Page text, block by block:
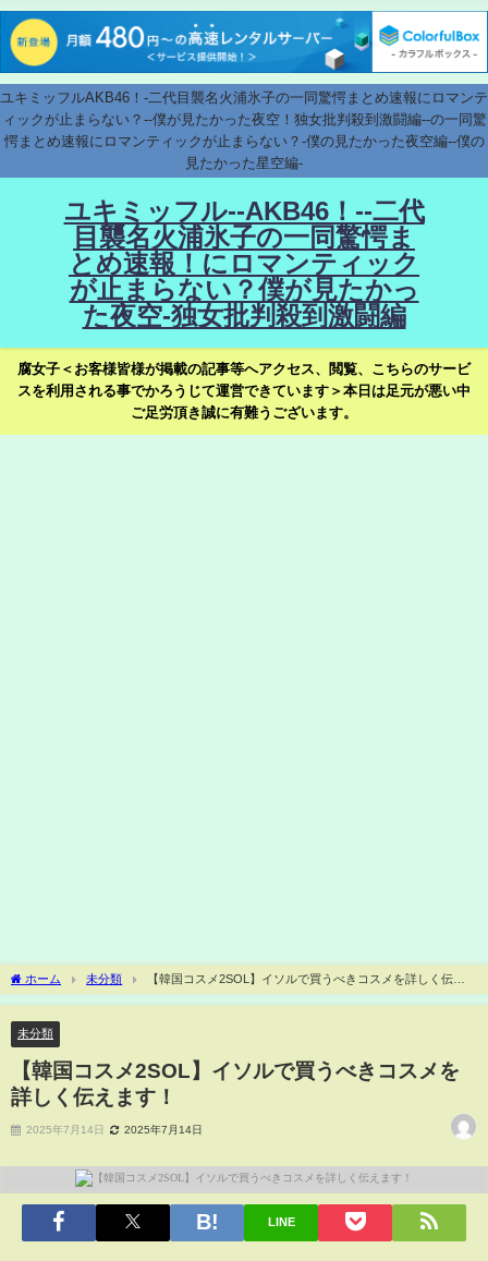
ユキミッフルAKB46！-二代目襲名火浦氷子の一同驚愕まとめ速報にロマンテ
ィックが止まらない？--僕が見たかった夜空！独女批判殺到激闘編--の一同驚
愕まとめ速報にロマンティックが止まらない？-僕の見たかった夜空編--僕の
見たかった星空編-
ユキミッフル--AKB46！--二代
目襲名火浦氷子の一同驚愕ま
とめ速報！にロマンティック
が止まらない？僕が見たかっ
た夜空-独女批判殺到激闘編
腐女子＜お客様皆様が掲載の記事等へアクセス、閲覧、こちらのサービ
スを利用される事でかろうじて運営できています＞本日は足元が悪い中
ご足労頂き誠に有難うございます。
ホーム 未分類
【韓国コスメ2SOL】イソルで買うべきコスメを詳しく伝え
ます！
未分類
【韓国コスメ2SOL】イソルで買うべきコスメを
詳しく伝えます！
2025年7月14日 2025年7月14日
LINE